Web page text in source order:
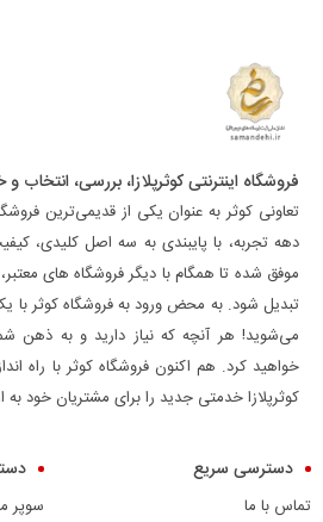
فروشگاه اینترنتی کوثرپلازا، بررسی، انتخاب و
تعاونی کوثر به عنوان یکی از قدیمی‌ترین
دهه تجربه، با پایبندی به سه اصل کلیدی،
موفق شده تا همگام با دیگر فروشگاه های
تبدیل شود. به محض ورود به فروشگاه کوثر با
می‌شوید! هر آنچه که نیاز دارید و به ذهن
خواهید کرد. هم اکنون فروشگاه کوثر با راه
کوثرپلازا خدمتی جدید را برای مشتریان خود
دسترسی سریع
تماس با ما
سوپر